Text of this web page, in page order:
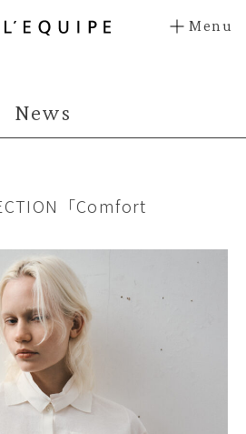
Menu
News
「Comfort